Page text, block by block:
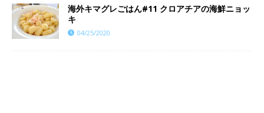
海外キマグレごはん#11 クロアチアの海鮮ニョッ
キ
04/25/2020